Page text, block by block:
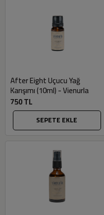
After Eight Uçucu Yağ
Karışımı (10ml) - Vienurla
750 TL
SEPETE EKLE